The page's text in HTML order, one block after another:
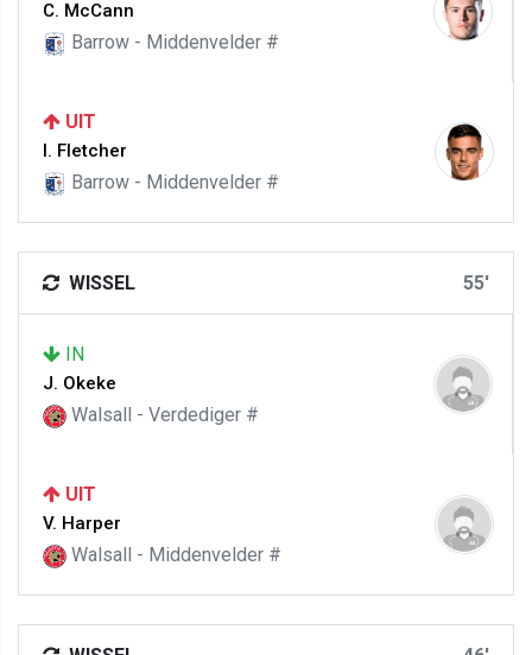
C. McCann
Barrow - Middenvelder #
UIT
I. Fletcher
Barrow - Middenvelder #
WISSEL 55'
IN
J. Okeke
Walsall - Verdediger #
UIT
V. Harper
Walsall - Middenvelder #